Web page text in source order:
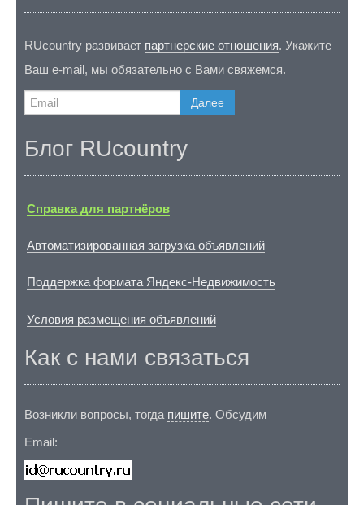
RUcountry развивает партнерские отношения. Укажите
Ваш e-mail, мы обязательно с Вами свяжемся.
Далее
Блог RUcountry
Справка для партнёров
Автоматизированная загрузка объявлений
Поддержка формата Яндекс-Недвижимость
Условия размещения объявлений
Как с нами связаться
Возникли вопросы, тогда пишите. Обсудим
Email: